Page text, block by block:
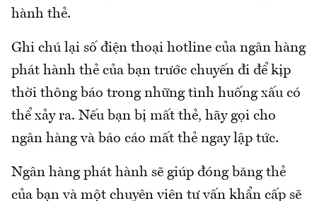
hành thẻ.
Ghi chú lại số điện thoại hotline của ngân hàng
phát hành thẻ của bạn trước chuyến đi để kịp
thời thông báo trong những tình huống xấu có
thể xảy ra. Nếu bạn bị mất thẻ, hãy gọi cho
ngân hàng và báo cáo mất thẻ ngay lập tức.
Ngân hàng phát hành sẽ giúp đóng băng thẻ
của bạn và một chuyên viên tư vấn khẩn cấp sẽ